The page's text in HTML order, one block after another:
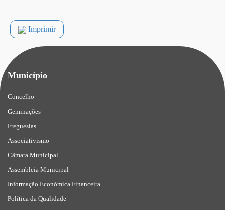
Imprimir
Município
Concelho
Geminações
Freguesias
Associativismo
Câmara Municipal
Assembleia Municipal
Informação Económica Financeira
Política da Qualidade